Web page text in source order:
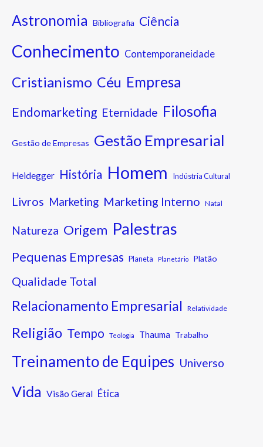
Astronomia Bibliografia Ciência
Conhecimento Contemporaneidade
Cristianismo Céu Empresa
Endomarketing Eternidade Filosofia
Gestão de Empresas Gestão Empresarial
Heidegger História Homem Indústria Cultural
Livros Marketing Marketing Interno Natal
Natureza Origem Palestras
Pequenas Empresas Planeta Planetário Platão
Qualidade Total
Relacionamento Empresarial Relatividade
Religião Tempo Teologia Thauma Trabalho
Treinamento de Equipes Universo
Vida Visão Geral Ética